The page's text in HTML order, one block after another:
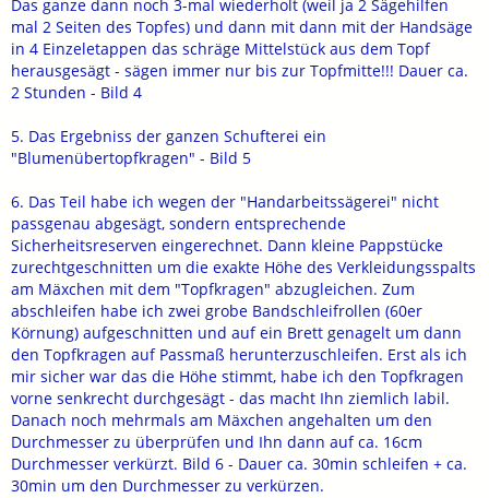
Das ganze dann noch 3-mal wiederholt (weil ja 2 Sägehilfen
mal 2 Seiten des Topfes) und dann mit dann mit der Handsäge
in 4 Einzeletappen das schräge Mittelstück aus dem Topf
herausgesägt - sägen immer nur bis zur Topfmitte!!! Dauer ca.
2 Stunden - Bild 4
5. Das Ergebniss der ganzen Schufterei ein
"Blumenübertopfkragen" - Bild 5
6. Das Teil habe ich wegen der "Handarbeitssägerei" nicht
passgenau abgesägt, sondern entsprechende
Sicherheitsreserven eingerechnet. Dann kleine Pappstücke
zurechtgeschnitten um die exakte Höhe des Verkleidungsspalts
am Mäxchen mit dem "Topfkragen" abzugleichen. Zum
abschleifen habe ich zwei grobe Bandschleifrollen (60er
Körnung) aufgeschnitten und auf ein Brett genagelt um dann
den Topfkragen auf Passmaß herunterzuschleifen. Erst als ich
mir sicher war das die Höhe stimmt, habe ich den Topfkragen
vorne senkrecht durchgesägt - das macht Ihn ziemlich labil.
Danach noch mehrmals am Mäxchen angehalten um den
Durchmesser zu überprüfen und Ihn dann auf ca. 16cm
Durchmesser verkürzt. Bild 6 - Dauer ca. 30min schleifen + ca.
30min um den Durchmesser zu verkürzen.